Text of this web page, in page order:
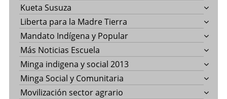
Kueta Susuza
Liberta para la Madre Tierra
Mandato Indígena y Popular
Más Noticias Escuela
Minga indigena y social 2013
Minga Social y Comunitaria
Movilización sector agrario